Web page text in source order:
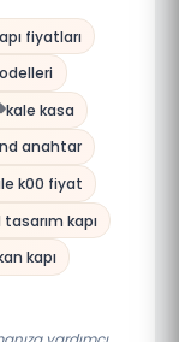
fiyatları
kale kasa
anahtar
k00 fiyat
kapı
kapı